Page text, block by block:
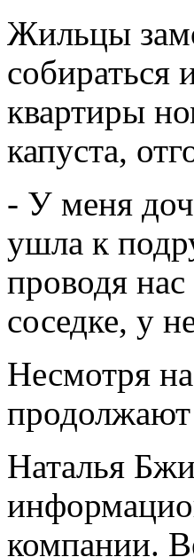
Жильцы
собираться
квартиры
капуста,
- У меня
ушла к
проводя
соседке, у
Несмотря
Наталья
компании.